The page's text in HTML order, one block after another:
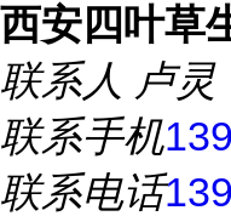
西安四叶草
联系人 卢灵
联系手机
联系电话